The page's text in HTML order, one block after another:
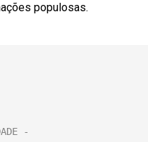
populosas.